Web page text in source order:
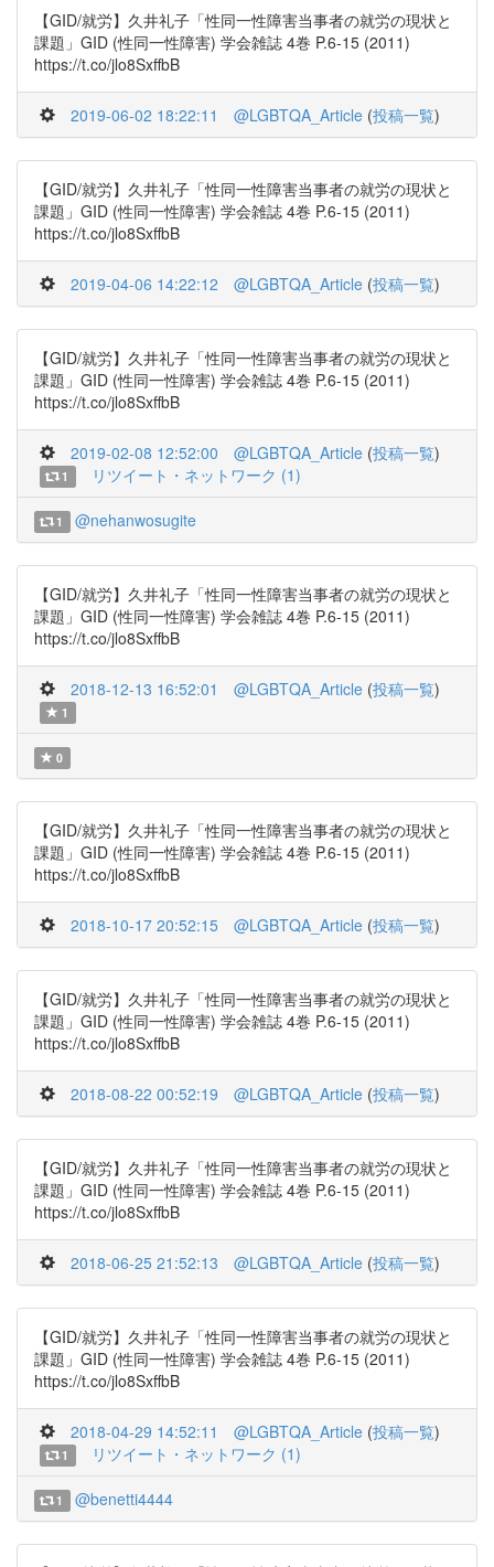
【GID/就労】久井礼子「性同一性障害当事者の就労の現状と
課題」GID (性同一性障害) 学会雑誌 4巻 P.6-15 (2011)
https://t.co/jlo8SxffbB
2019-06-02 18:22:11 @LGBTQA_Article (投稿一覧)
【GID/就労】久井礼子「性同一性障害当事者の就労の現状と
課題」GID (性同一性障害) 学会雑誌 4巻 P.6-15 (2011)
https://t.co/jlo8SxffbB
2019-04-06 14:22:12 @LGBTQA_Article (投稿一覧)
【GID/就労】久井礼子「性同一性障害当事者の就労の現状と
課題」GID (性同一性障害) 学会雑誌 4巻 P.6-15 (2011)
https://t.co/jlo8SxffbB
2019-02-08 12:52:00 @LGBTQA_Article (投稿一覧)
1 リツイート・ネットワーク (1)
1 @nehanwosugite
【GID/就労】久井礼子「性同一性障害当事者の就労の現状と
課題」GID (性同一性障害) 学会雑誌 4巻 P.6-15 (2011)
https://t.co/jlo8SxffbB
2018-12-13 16:52:01 @LGBTQA_Article (投稿一覧)
1
0
【GID/就労】久井礼子「性同一性障害当事者の就労の現状と
課題」GID (性同一性障害) 学会雑誌 4巻 P.6-15 (2011)
https://t.co/jlo8SxffbB
2018-10-17 20:52:15 @LGBTQA_Article (投稿一覧)
【GID/就労】久井礼子「性同一性障害当事者の就労の現状と
課題」GID (性同一性障害) 学会雑誌 4巻 P.6-15 (2011)
https://t.co/jlo8SxffbB
2018-08-22 00:52:19 @LGBTQA_Article (投稿一覧)
【GID/就労】久井礼子「性同一性障害当事者の就労の現状と
課題」GID (性同一性障害) 学会雑誌 4巻 P.6-15 (2011)
https://t.co/jlo8SxffbB
2018-06-25 21:52:13 @LGBTQA_Article (投稿一覧)
【GID/就労】久井礼子「性同一性障害当事者の就労の現状と
課題」GID (性同一性障害) 学会雑誌 4巻 P.6-15 (2011)
https://t.co/jlo8SxffbB
2018-04-29 14:52:11 @LGBTQA_Article (投稿一覧)
1 リツイート・ネットワーク (1)
1 @benetti4444